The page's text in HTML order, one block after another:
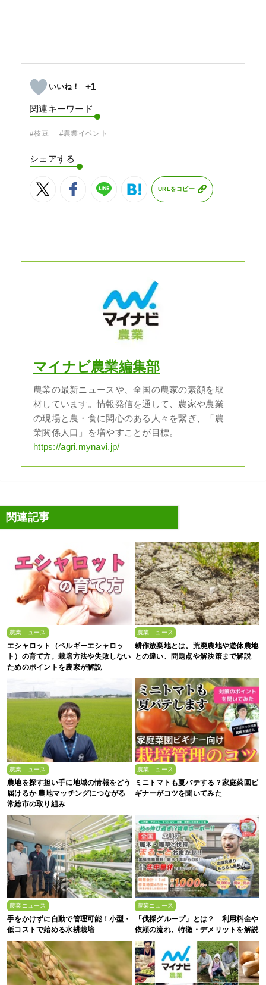
+1
関連キーワード
#枝豆 #農業イベント
シェアする
URLをコピー
マイナビ農業編集部
農業の最新ニュースや、全国の農家の素顔を取
材しています。情報発信を通して、農家や農業
の現場と農・食に関心のある人々を繋ぎ、「農
業関係人口」を増やすことが目標。
https://agri.mynavi.jp/
関連記事
農業ニュース
エシャロット（ベルギーエシャロッ
ト）の育て方。栽培方法や失敗しない
ためのポイントを農家が解説
農業ニュース
耕作放棄地とは。荒廃農地や遊休農地
との違い、問題点や解決策まで解説
農業ニュース
農地を探す担い手に地域の情報をどう
届けるか 農地マッチングにつながる
常総市の取り組み
農業ニュース
ミニトマトも夏バテする？家庭菜園ビ
ギナーがコツを聞いてみた
農業ニュース
手をかけずに自動で管理可能！小型・
低コストで始める水耕栽培
農業ニュース
「伐採グループ」とは？ 利用料金や
依頼の流れ、特徴・デメリットを解説